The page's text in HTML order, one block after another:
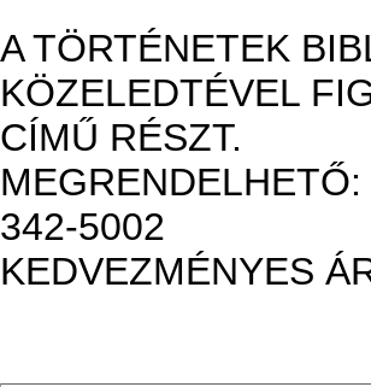
A TÖRTÉNETEK
KÖZELEDTÉVEL
CÍMŰ RÉSZT.
342-5002
KEDVEZMÉNYES